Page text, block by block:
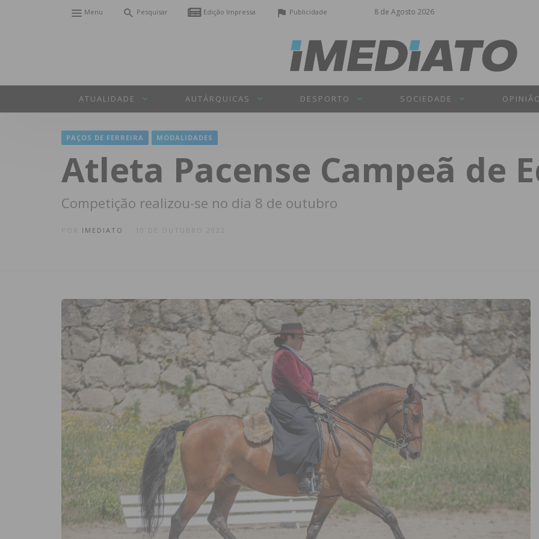
8 de Agosto 2026
Menu Pesquisar Edição Impressa Publicidade
ATUALIDADE AUTÁRQUICAS DESPORTO SOCIEDADE
PAÇOS DE FERREIRA MODALIDADES
Atleta Pacense Campeã de
Competição realizou-se no dia 8 de outubro
IMEDIATO 10 DE OUTUBRO 2022